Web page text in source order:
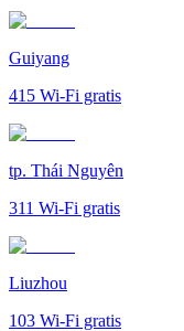
Guiyang
415 Wi-Fi gratis
tp. Thái Nguyên
311 Wi-Fi gratis
Liuzhou
103 Wi-Fi gratis